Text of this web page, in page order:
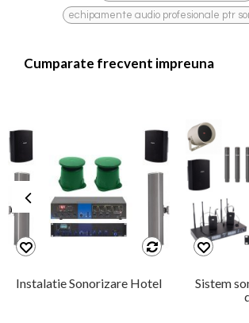
echipamente audio profesionale ptr
Cumparate frecvent impreuna
Instalatie Sonorizare Hotel
Sistem